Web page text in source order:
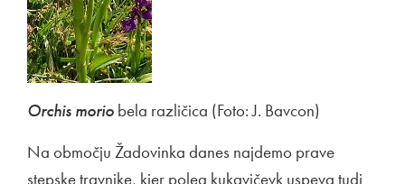
Orchis morio bela različica (Foto: J. Bavcon)
Na območju Žadovinka danes najdemo prave
stepske travnike, kjer poleg kukavičevk uspeva tudi